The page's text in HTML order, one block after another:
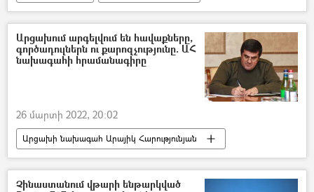
Վլադիմիր Պուտին
ԱՄՆ
Ռուսաստան
Նախագահ
Արցախում արգելվում են հավաքները,
գործադուլներն ու քարոզչությունը. ԱՀ
նախագահի հրամանագիրը
26 մարտի 2022, 20:02
Արցախի նախագահ Արայիկ Հարությունյան
ռազմական դրություն
Բողոքի ակցիա
Արցախ
Չինաստանում վթարի ենթարկված